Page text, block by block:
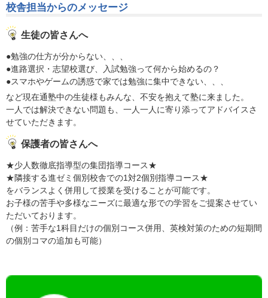
校舎担当からのメッセージ
生徒の皆さんへ
●勉強の仕方が分からない、、、
●進路選択・志望校選び、入試勉強って何から始めるの？
●スマホやゲームの誘惑で家では勉強に集中できない、、、
など現在通塾中の生徒様もみんな、不安を抱えて塾に来ました。
一人では解決できない問題も、一人一人に寄り添ってアドバイスさ
せていただきます。
保護者の皆さんへ
★少人数徹底指導型の集団指導コース★
★隣接する進ゼミ個別校舎での1対2個別指導コース★
をバランスよく併用して授業を受けることが可能です。
お子様の苦手や多様なニーズに最適な形での学習をご提案させてい
ただいております。
（例：苦手な1科目だけの個別コース併用、英検対策のための短期間
の個別コマの追加も可能）